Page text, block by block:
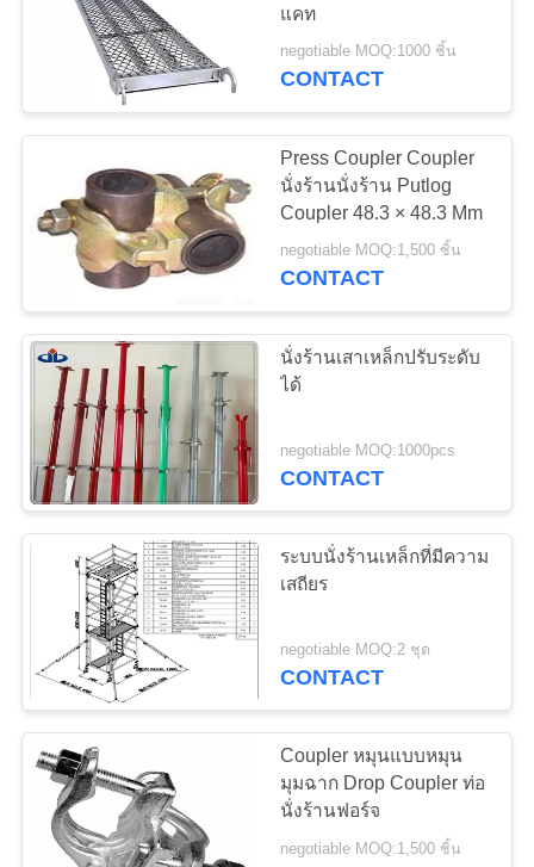
เว็บไซต์
PRIVACY
POLICY
แคท
negotiable MOQ:1000 ชิ้น
CONTACT
Press Coupler Coupler
นั่งร้านนั่งร้าน Putlog
Coupler 48.3 × 48.3 Mm
negotiable MOQ:1,500 ชิ้น
CONTACT
นั่งร้านเสาเหล็กปรับระดับ
ได้
negotiable MOQ:1000pcs
CONTACT
ระบบนั่งร้านเหล็กที่มีความ
เสถียร
negotiable MOQ:2 ชุด
CONTACT
Coupler หมุนแบบหมุน
มุมฉาก Drop Coupler ท่อ
นั่งร้านฟอร์จ
negotiable MOQ:1,500 ชิ้น